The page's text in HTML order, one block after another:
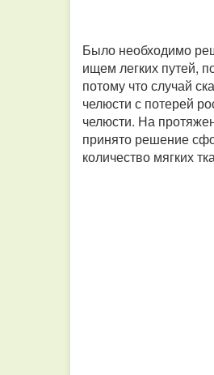
Было необходимо
ищем легких путей,
потому что случай
челюсти с потерей
челюсти. На
принято решение
количество мягких